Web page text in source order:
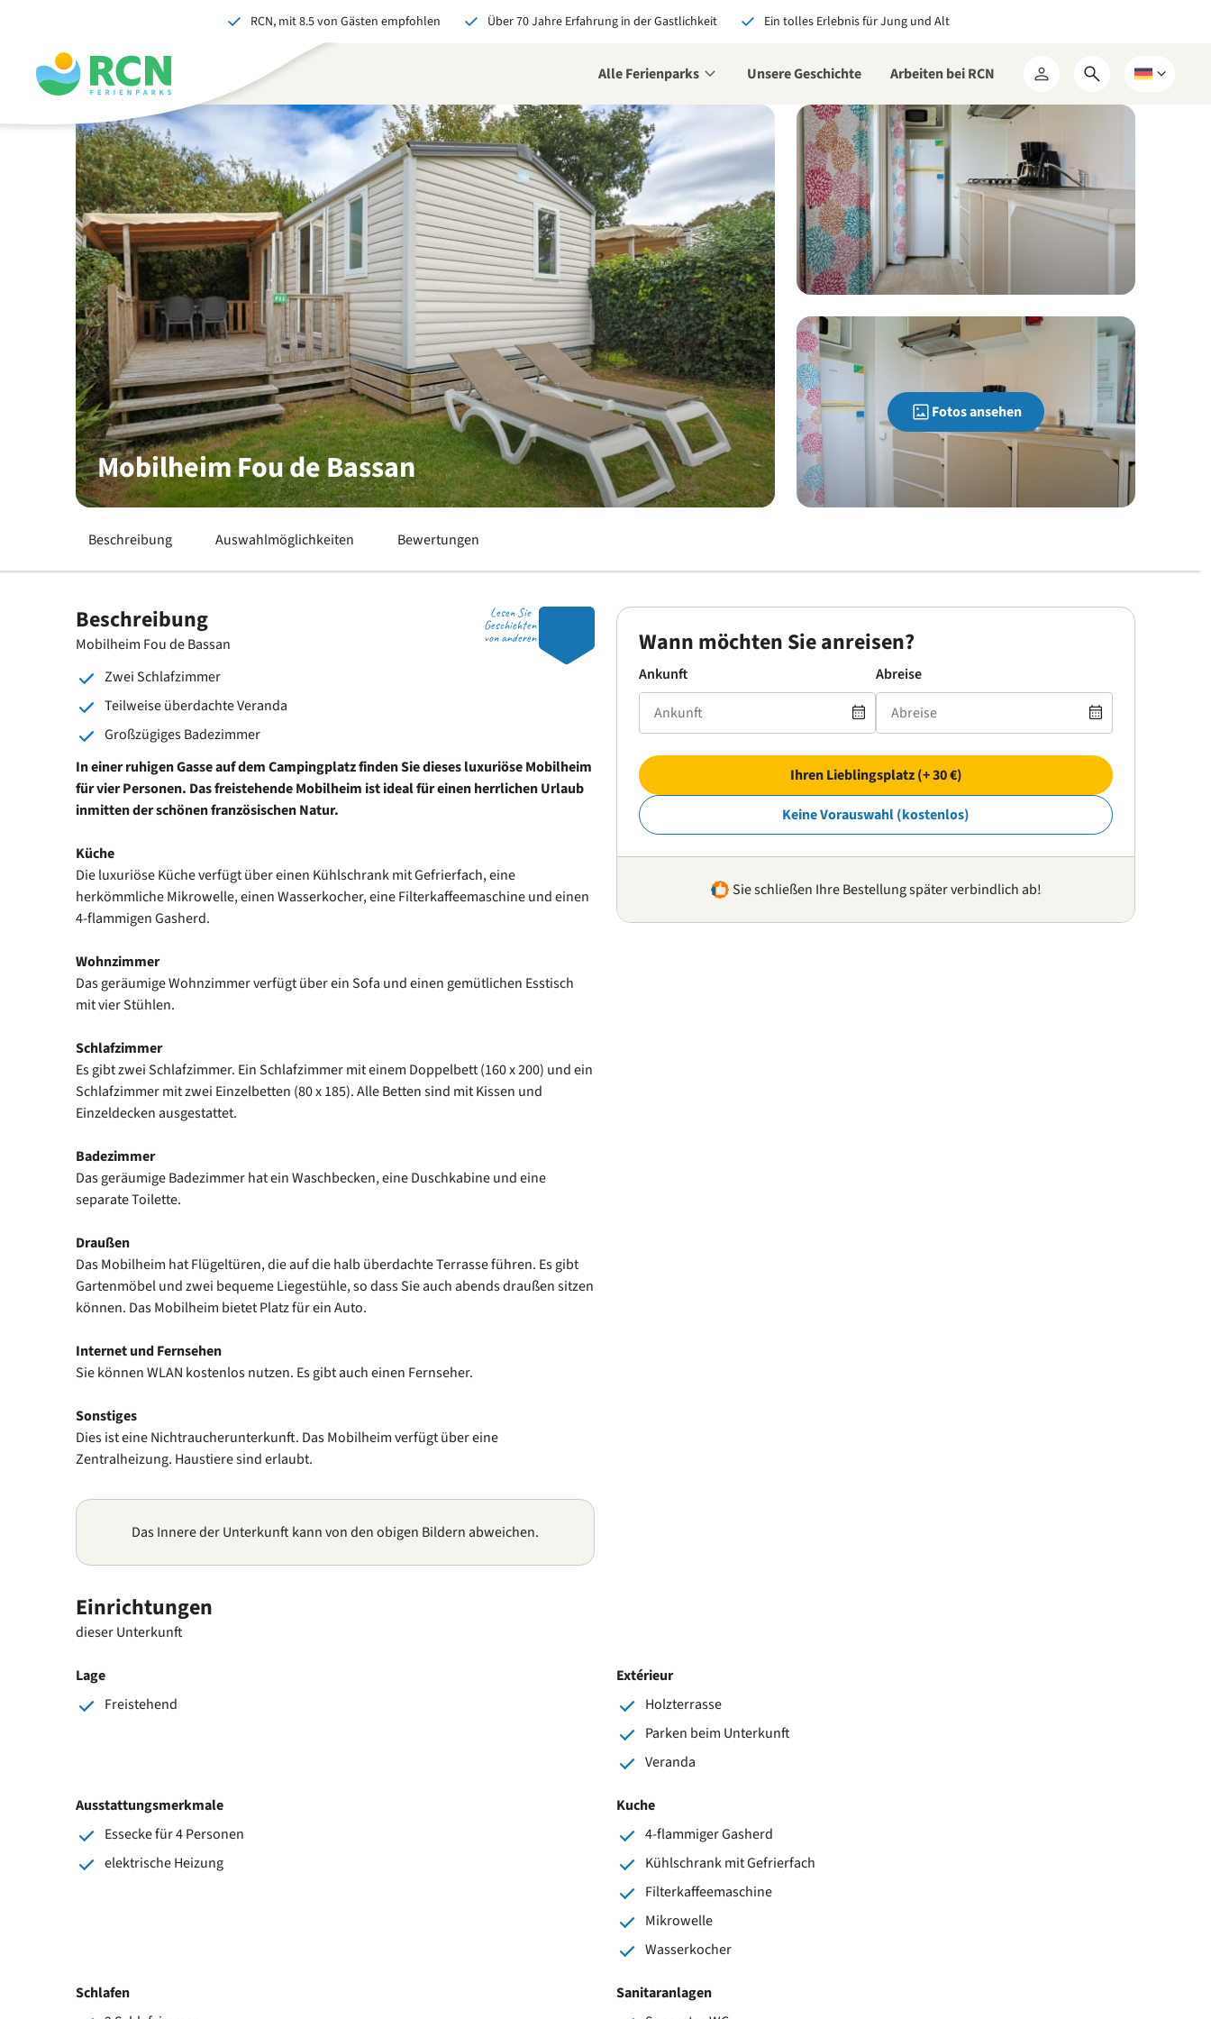
springen
springen
springen
springen
RCN, mit 8.5 von Gästen empfohlen Über 70 Jahre Erfahrung in der Gastlichkeit Ein tolles Erlebnis für Jung und Alt
Alle Ferienparks Unsere Geschichte Arbeiten bei RCN
Mein
RCN
Suchformular
öffnen
Wählen
eine
Mobilheim Fou de Bassan
Fotos ansehen
Beschreibung Auswahlmöglichkeiten Bewertungen
Lesen Sie
Geschichten
von anderen
Beschreibung
Mobilheim Fou de Bassan
Zwei Schlafzimmer
Teilweise überdachte Veranda
Großzügiges Badezimmer
In einer ruhigen Gasse auf dem Campingplatz finden Sie dieses luxuriöse Mobilheim
für vier Personen. Das freistehende Mobilheim ist ideal für einen herrlichen Urlaub
inmitten der schönen französischen Natur.
Küche
Die luxuriöse Küche verfügt über einen Kühlschrank mit Gefrierfach, eine
herkömmliche Mikrowelle, einen Wasserkocher, eine Filterkaffeemaschine und einen
4-flammigen Gasherd.
Wohnzimmer
Das geräumige Wohnzimmer verfügt über ein Sofa und einen gemütlichen Esstisch
mit vier Stühlen.
Schlafzimmer
Es gibt zwei Schlafzimmer. Ein Schlafzimmer mit einem Doppelbett (160 x 200) und ein
Schlafzimmer mit zwei Einzelbetten (80 x 185). Alle Betten sind mit Kissen und
Einzeldecken ausgestattet.
Badezimmer
Das geräumige Badezimmer hat ein Waschbecken, eine Duschkabine und eine
separate Toilette.
Draußen
Das Mobilheim hat Flügeltüren, die auf die halb überdachte Terrasse führen. Es gibt
Gartenmöbel und zwei bequeme Liegestühle, so dass Sie auch abends draußen sitzen
können. Das Mobilheim bietet Platz für ein Auto.
Internet und Fernsehen
Sie können WLAN kostenlos nutzen. Es gibt auch einen Fernseher.
Sonstiges
Dies ist eine Nichtraucherunterkunft. Das Mobilheim verfügt über eine
Zentralheizung. Haustiere sind erlaubt.
Das Innere der Unterkunft kann von den obigen Bildern abweichen.
Wann möchten Sie anreisen?
Ankunft Abreise
Ihren Lieblingsplatz (+ 30 €)
Keine Vorauswahl (kostenlos)
Sie schließen Ihre Bestellung später verbindlich ab!
Einrichtungen
dieser Unterkunft
Lage
Freistehend
Extérieur
Holzterrasse
Parken beim Unterkunft
Veranda
Ausstattungsmerkmale
Essecke für 4 Personen
elektrische Heizung
Kuche
4-flammiger Gasherd
Kühlschrank mit Gefrierfach
Filterkaffeemaschine
Mikrowelle
Wasserkocher
Schlafen
Sanitaranlagen